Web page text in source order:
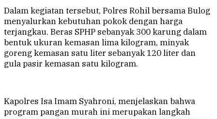
Dalam kegiatan tersebut, Polres Rohil bersama Bulog
menyalurkan kebutuhan pokok dengan harga
terjangkau. Beras SPHP sebanyak 300 karung dalam
bentuk ukuran kemasan lima kilogram, minyak
goreng kemasan satu liter sebanyak 120 liter dan
gula pasir kemasan satu kilogram.
Kapolres Isa Imam Syahroni, menjelaskan bahwa
program pangan murah ini merupakan langkah